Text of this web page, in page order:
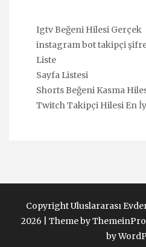
Igtv Beğeni Hilesi Gerçek
instagram bot takipçi
Liste
Sayfa Listesi
Shorts Beğeni Kasma
Twitch Takipçi Hilesi En
Copyright Uluslararası
2026 | Theme by
by